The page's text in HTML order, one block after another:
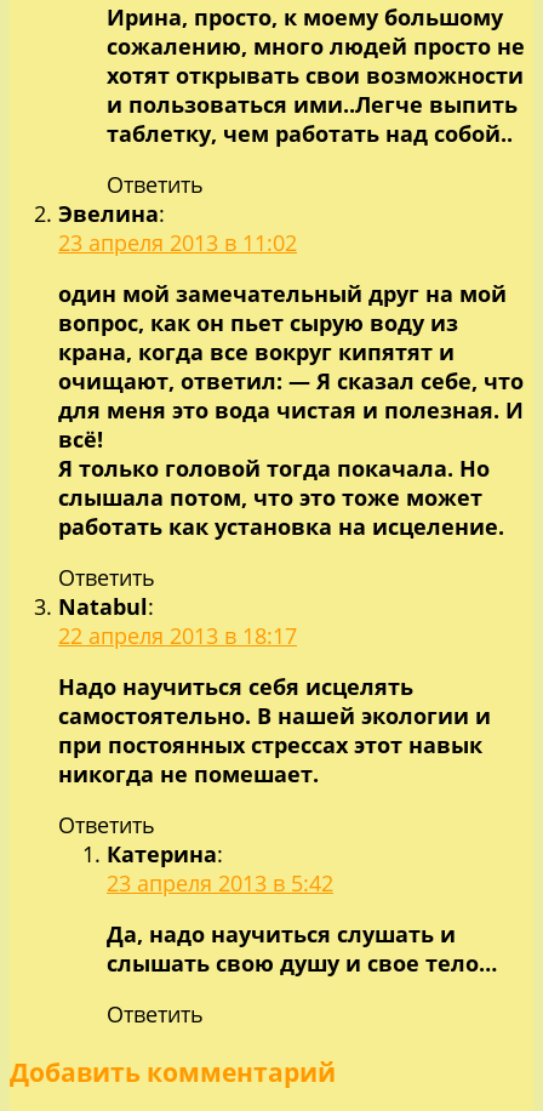
Ирина, просто, к моему большому
сожалению, много людей просто не
хотят открывать свои возможности
и пользоваться ими..Легче выпить
таблетку, чем работать над собой..
Ответить
Эвелина:
23 апреля 2013 в 11:02
один мой замечательный друг на мой
вопрос, как он пьет сырую воду из
крана, когда все вокруг кипятят и
очищают, ответил: — Я сказал себе, что
для меня это вода чистая и полезная. И
всё!
Я только головой тогда покачала. Но
слышала потом, что это тоже может
работать как установка на исцеление.
Ответить
Natabul:
22 апреля 2013 в 18:17
Надо научиться себя исцелять
самостоятельно. В нашей экологии и
при постоянных стрессах этот навык
никогда не помешает.
Ответить
Катерина:
23 апреля 2013 в 5:42
Да, надо научиться слушать и
слышать свою душу и свое тело…
Ответить
Добавить комментарий